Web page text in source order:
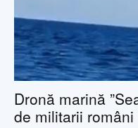
Dronă marină
de militarii români